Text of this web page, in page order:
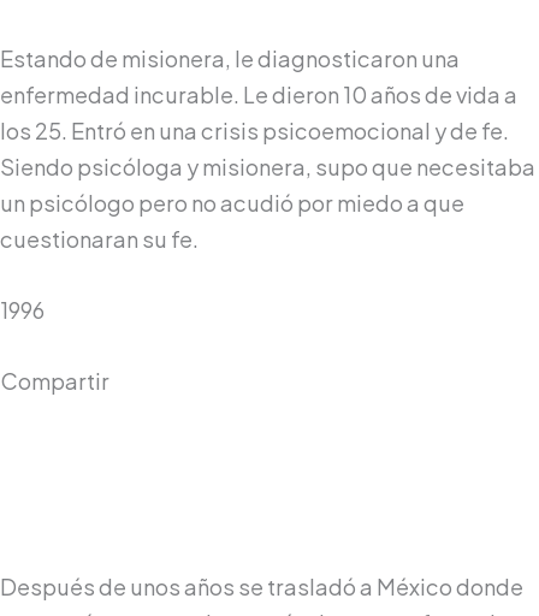
Estando de misionera, le diagnosticaron una
enfermedad incurable. Le dieron 10 años de vida a
los 25. Entró en una crisis psicoemocional y de fe.
Siendo psicóloga y misionera, supo que necesitaba
un psicólogo pero no acudió por miedo a que
cuestionaran su fe.
1996
Compartir
Después de unos años se trasladó a México donde